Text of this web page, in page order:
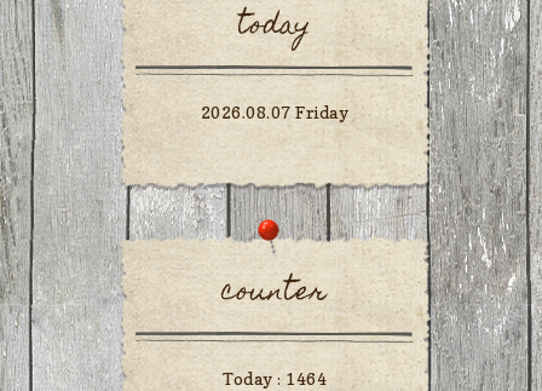
today
2026.08.07 Friday
counter
Today : 1464